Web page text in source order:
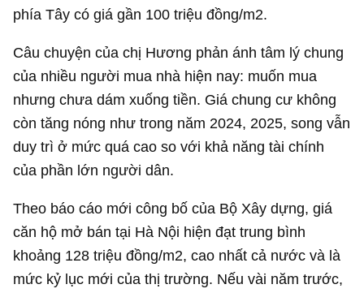
phía Tây có giá gần 100 triệu đồng/m2.
Câu chuyện của chị Hương phản ánh tâm lý chung
của nhiều người mua nhà hiện nay: muốn mua
nhưng chưa dám xuống tiền. Giá chung cư không
còn tăng nóng như trong năm 2024, 2025, song vẫn
duy trì ở mức quá cao so với khả năng tài chính
của phần lớn người dân.
Theo báo cáo mới công bố của Bộ Xây dựng, giá
căn hộ mở bán tại Hà Nội hiện đạt trung bình
khoảng 128 triệu đồng/m2, cao nhất cả nước và là
mức kỷ lục mới của thị trường. Nếu vài năm trước,